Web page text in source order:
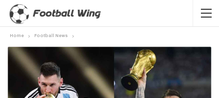
Home Football News